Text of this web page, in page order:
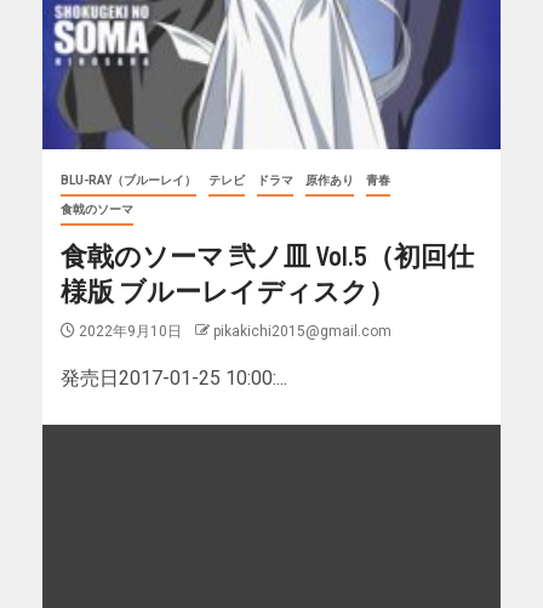
BLU-RAY（ブルーレイ） テレビ ドラマ 原作あり 青春
食戟のソーマ
食戟のソーマ 弐ノ皿 Vol.5（初回仕
様版 ブルーレイディスク）
2022年9月10日 pikakichi2015@gmail.com
発売日2017-01-25 10:00:...